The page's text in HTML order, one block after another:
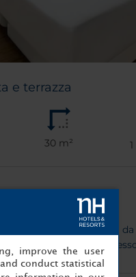
e terrazza
30 m² 1
Macchina da
caffé
improve the user
conduct statistical